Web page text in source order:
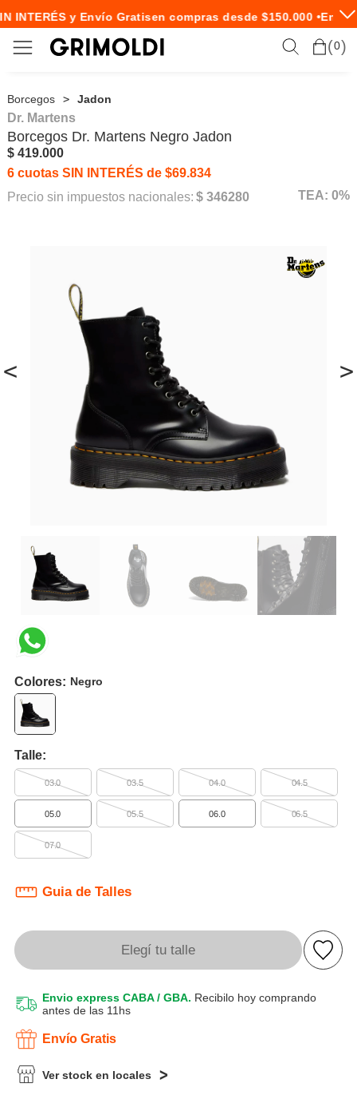
INTERÉS y Envío Gratisen compras desde $150.000 •Envío
0
Borcegos Jadon
< >
Dr. Martens
Borcegos Dr. Martens Negro Jadon
$ 419.000
6 cuotas SIN INTERÉS de $69.834
Precio sin impuestos nacionales: $ 346280 TEA: 0%
Colores: Negro
Talle:
03.0 03.5 04.0 04.5
05.0 05.5 06.0 06.5
07.0
Guia de Talles
Elegí tu talle
Envio express CABA / GBA. Recibilo hoy comprando
antes de las 11hs
Envío Gratis
Ver stock en locales